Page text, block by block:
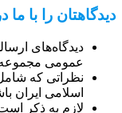
دیدگاهتان را با ما
دیدگاه‌های
عمومی
نظراتی که شامل
اسلامی ایران
لازم به ذکر